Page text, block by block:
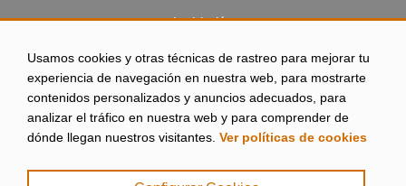
Usamos cookies y otras técnicas de rastreo para mejorar tu
experiencia de navegación en nuestra web, para mostrarte
contenidos personalizados y anuncios adecuados, para
analizar el tráfico en nuestra web y para comprender de
dónde llegan nuestros visitantes. Ver políticas de cookies
Legislación
Empleo
Aviso legal
|